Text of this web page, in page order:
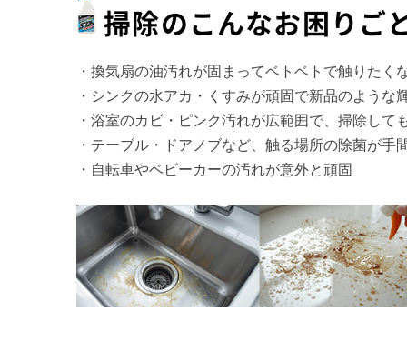
掃除のこんなお困りご
・換気扇の油汚れが固まってベトベトで触りたく
・シンクの水アカ・くすみが頑固で新品のような
・浴室のカビ・ピンク汚れが広範囲で、掃除して
・テーブル・ドアノブなど、触る場所の除菌が手
・自転車やベビーカーの汚れが意外と頑固